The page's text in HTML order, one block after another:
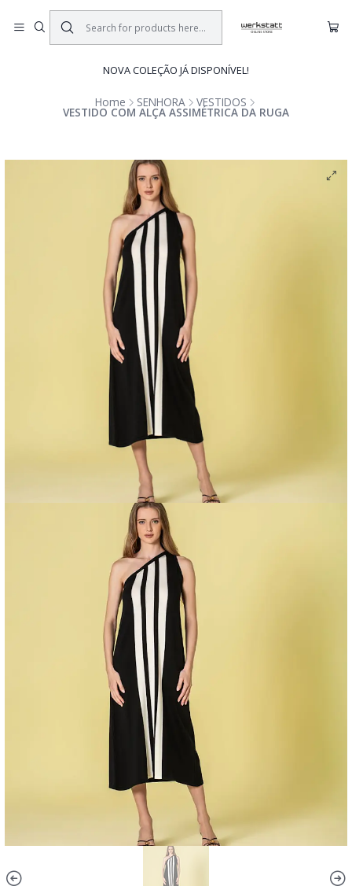
NOVA COLEÇÃO JÁ DISPONÍVEL!
Home SENHORA VESTIDOS
VESTIDO COM ALÇA ASSIMÉTRICA DA RUGA